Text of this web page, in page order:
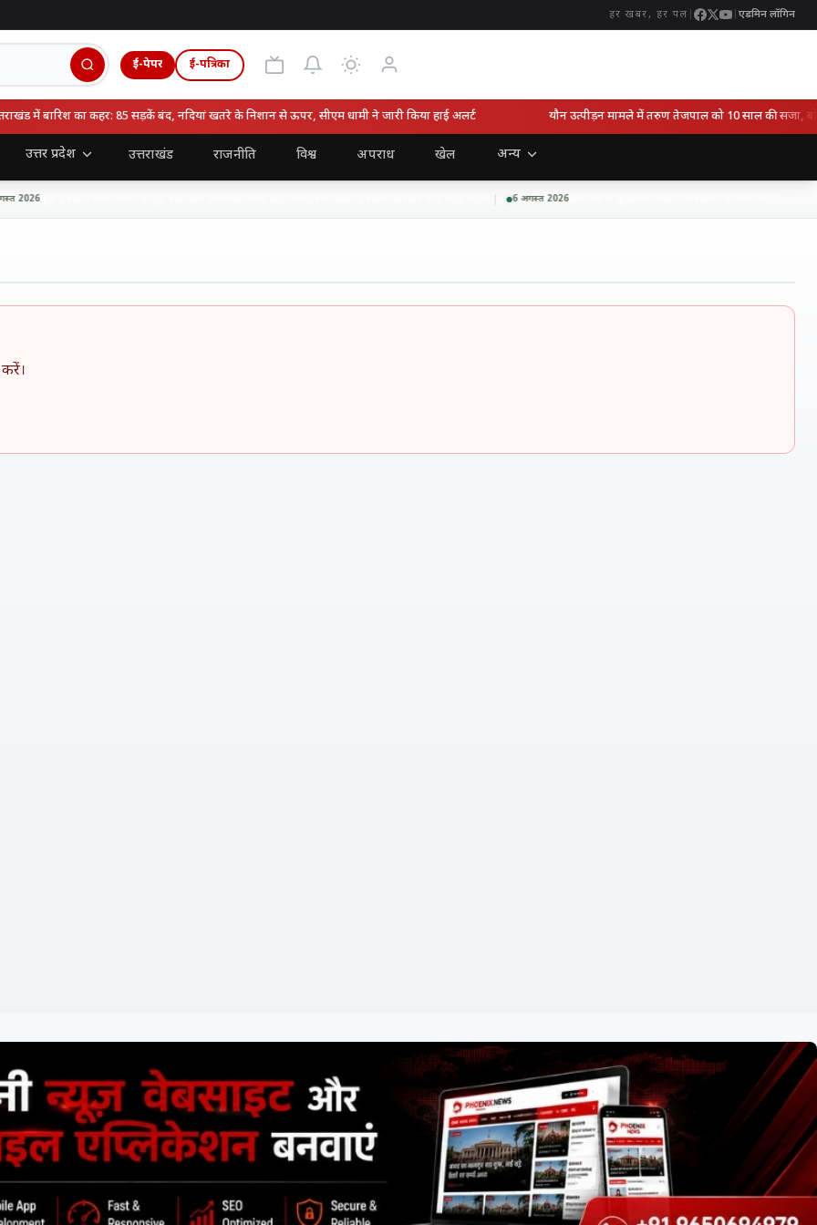
हर खबर, हर पल एडमिन लॉगिन
ई-पेपर ई-पत्रिका
में बारिश का कहर: 85 सड़कें बंद, नदियां खतरे के निशान से ऊपर, सीएम धामी ने जारी किया हाई अलर्ट यौन उत्पीड़न मामले में तरुण तेजपाल को 10 साल की सजा, बोले-
उत्तर प्रदेश उत्तराखंड राजनीति विश्व अपराध खेल अन्य
यूपी हैंडबॉल एसोसिशन के पूर्व उपाध्यक्ष उमाशंकर सिंह का निधन, उत्तर प्रदेश हैंडबॉल परिवार ने दी श्रद्धांजलि 6 अगस्त 2026ग्रीनपार्क में यूपीसीए अंपायर व स्कोरर कार्यशाला का आगाज,